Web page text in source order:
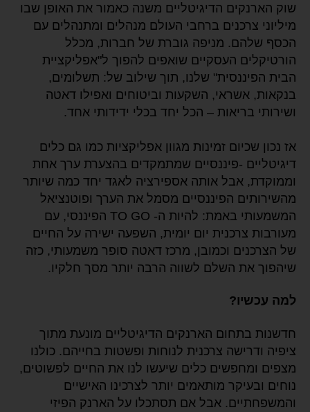
שוק הארנקים הדיגיטליים משנה כאמור את האופן שבו
מיליוני צרכנים ברחבי העולם מנהלים ומתנהלים עם
הכסף שלהם. מניפה גוברת של חברות, מכלל
הורטיקלים העסקיים שואפים להפוך ל"אפליקציית
הבית הפיננסית" שלנו, תוך שילוב של: תשלומים,
בנקאות, אשראי, השקעות וביטוחים ואפילו דאטה
ושירותי בריאות – הכל יחד בכלי ידידותי אחד.
אז נכון שכיום זמינות מגוון אפליקציות כמו גם כלים
דיגיטליים -פיננסיים שמתמקדים בהצערת ערך אחת
וממוקדת, אבל אותה אספירציה לאגד יחד כמה שיותר
מהשירותים הפיננסיים מסמל את הערך ופוטנציאל
המשמעותי באמת: להיות ה- TO GO הפיננסי, עם
מעורבות צרכנית יום יומית, השפעה ישירה על החיים
של הצרכנים וכמובן, מרכז דאטה סופר משמעותי, כזה
שיהפוך את השלם לשווה הרבה יותר מסך חלקיו.
למה עכשיו?
חדשנות בתחום הארנקים הדיגיטליים מונעת מתוך
ציפיה ודרישה צרכנית לנוחות ופשטות בחייהם. כולנו
מצפים ומחפשים כלים שיעשו לנו את החיים לפשוטים,
נוחים ובעיקר מותאמים יותר לצרכינו האישיים
והמשפחתיים. אבל אם תסתכלו על הארנק הפיזי